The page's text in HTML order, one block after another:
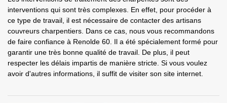
interventions qui sont très complexes. En effet, pour procéder à
ce type de travail, il est nécessaire de contacter des artisans
couvreurs charpentiers. Dans ce cas, nous vous recommandons
de faire confiance à Renolde 60. Il a été spécialement formé pour
garantir une très bonne qualité de travail. De plus, il peut
respecter les délais impartis de manière stricte. Si vous voulez
avoir d'autres informations, il suffit de visiter son site internet.